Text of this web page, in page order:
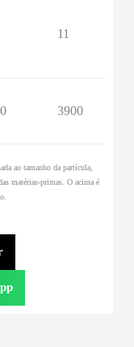
11
3900
ao tamanho da partícula,
matérias-primas. O acima é